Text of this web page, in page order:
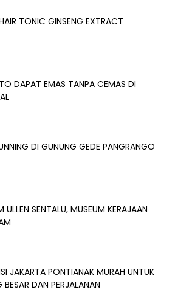
TONIC GINSENG EXTRACT
DAPAT EMAS TANPA CEMAS DI
DI GUNUNG GEDE PANGRANGO
ULLEN SENTALU, MUSEUM KERAJAAN
JAKARTA PONTIANAK MURAH UNTUK
BESAR DAN PERJALANAN